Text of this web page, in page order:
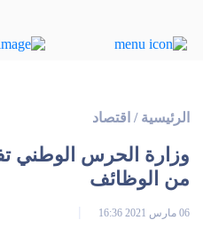
الرئيسية / اقتصاد
وزارة الحرس الوطني
من الوظائف
06 مارس 2021 16:36